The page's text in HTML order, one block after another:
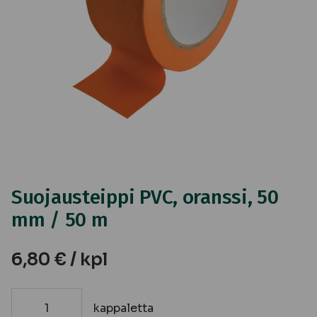
Suojausteippi PVC, oranssi, 50
mm / 50 m
6,80 € / kpl
kappaletta